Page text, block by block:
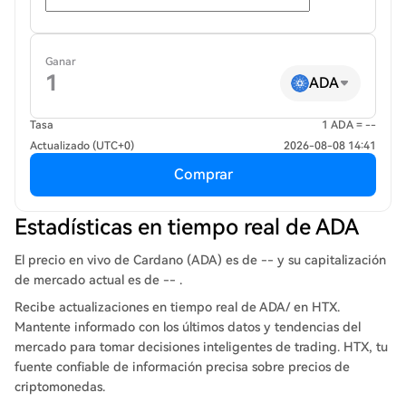
Ganar
ADA
Tasa
1 ADA = --
Actualizado (UTC+0)
2026-08-08 14:41
Comprar
Estadísticas en tiempo real de ADA
El precio en vivo de Cardano (ADA) es de -- y su capitalización
de mercado actual es de -- .
Recibe actualizaciones en tiempo real de ADA/ en HTX.
Mantente informado con los últimos datos y tendencias del
mercado para tomar decisiones inteligentes de trading. HTX, tu
fuente confiable de información precisa sobre precios de
criptomonedas.